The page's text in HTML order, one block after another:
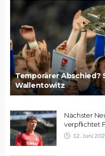
Temporärer Abschied?
Wallentowitz
Nächster
verpflichtet
12. Juni